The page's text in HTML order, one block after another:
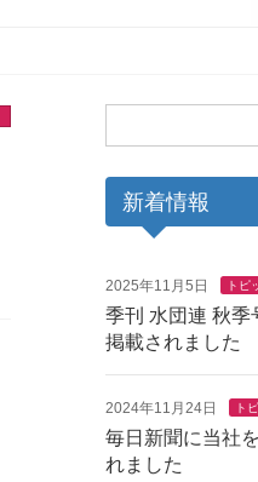
新着情報
2025年11月5日 トピ
季刊 水団連 秋季
掲載されました
2024年11月24日 ト
毎日新聞に当社
れました